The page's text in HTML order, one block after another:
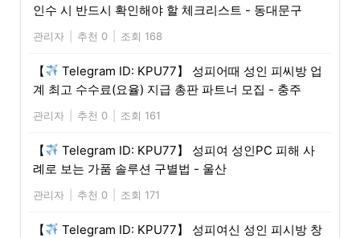
인수 시 반드시 확인해야 할 체크리스트 - 동대문구
관리자 추천 0 조회 168
【
Telegram ID: KPU77】 성피어때 성인 피씨방 업
계 최고 수수료(요율) 지급 총판 파트너 모집 - 충주
관리자 추천 0 조회 161
【
Telegram ID: KPU77】 성피여 성인PC 피해 사
례로 보는 가품 솔루션 구별법 - 울산
관리자 추천 0 조회 171
【
Telegram ID: KPU77】 성피여신 성인 피시방 창